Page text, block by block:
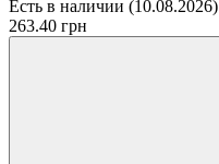
Есть в наличии (10.08.2026)
263.40 грн